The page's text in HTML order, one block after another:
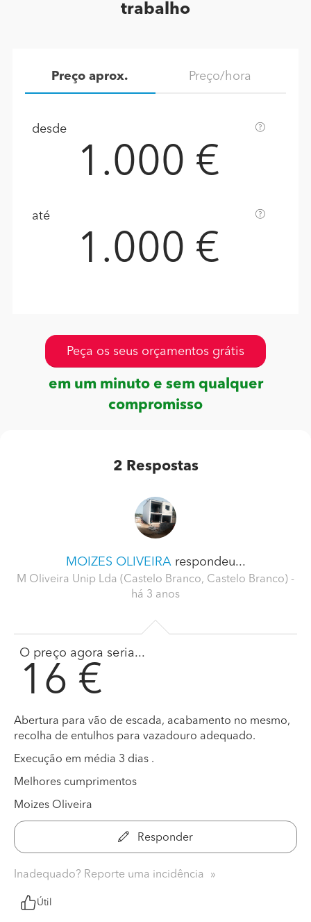
trabalho
Preço aprox. Preço/hora
desde
1.000 €
até
1.000 €
Peça os seus orçamentos grátis
em um minuto e sem qualquer
compromisso
2 Respostas
MOIZES OLIVEIRA respondeu...
M Oliveira Unip Lda (Castelo Branco, Castelo Branco) -
há 3 anos
O preço agora seria...
16 €
Abertura para vão de escada, acabamento no mesmo,
recolha de entulhos para vazadouro adequado.
Execução em média 3 dias .
Melhores cumprimentos
Moizes Oliveira
Responder
Inadequado? Reporte uma incidência
Útil